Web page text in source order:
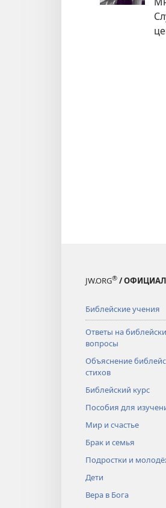
JW.ORG® /
Библейские учения
Ответы на
вопросы
Объяснение
стихов
Библейский курс
Пособия для
Мир и счастье
Брак и семья
Подростки и
Дети
Вера в Бога